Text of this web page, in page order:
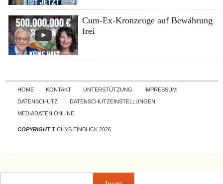
Cum-Ex-Kronzeuge auf Bewährung
frei
Skip to content
HOME KONTAKT UNTERSTÜTZUNG
IMPRESSUM
DATENSCHUTZ
DATENSCHUTZEINSTELLUNGEN
MEDIADATEN ONLINE
COPYRIGHTTICHYS EINBLICK 2026